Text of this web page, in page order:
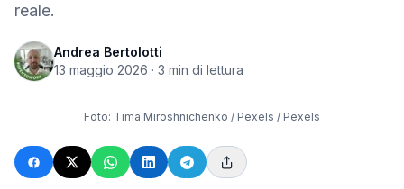
reale.
Andrea Bertolotti
13 maggio 2026 · 3 min di lettura
Foto: Tima Miroshnichenko / Pexels / Pexels